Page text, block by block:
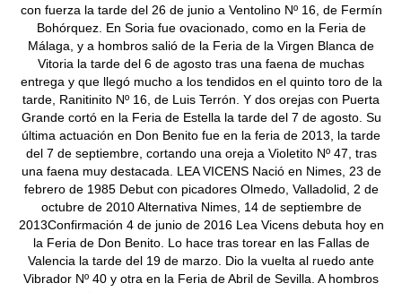
con fuerza la tarde del 26 de junio a Ventolino Nº 16, de Fermín
Bohórquez. En Soria fue ovacionado, como en la Feria de
Málaga, y a hombros salió de la Feria de la Virgen Blanca de
Vitoria la tarde del 6 de agosto tras una faena de muchas
entrega y que llegó mucho a los tendidos en el quinto toro de la
tarde, Ranitinito Nº 16, de Luis Terrón. Y dos orejas con Puerta
Grande cortó en la Feria de Estella la tarde del 7 de agosto. Su
última actuación en Don Benito fue en la feria de 2013, la tarde
del 7 de septiembre, cortando una oreja a Violetito Nº 47, tras
una faena muy destacada. LEA VICENS Nació en Nimes, 23 de
febrero de 1985 Debut con picadores Olmedo, Valladolid, 2 de
octubre de 2010 Alternativa Nimes, 14 de septiembre de
2013Confirmación 4 de junio de 2016 Lea Vicens debuta hoy en
la Feria de Don Benito. Lo hace tras torear en las Fallas de
Valencia la tarde del 19 de marzo. Dio la vuelta al ruedo ante
Vibrador Nº 40 y otra en la Feria de Abril de Sevilla. A hombros